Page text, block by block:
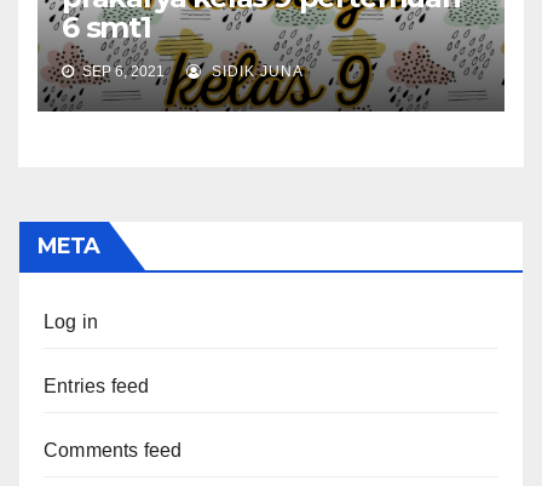
6 smt1
SEP 6, 2021 SIDIK JUNA
META
Log in
Entries feed
Comments feed